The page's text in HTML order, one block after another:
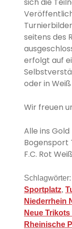
Turnierbilder
seitens des
erfolgt auf
oder in
Wir freuen
Alle ins Gold
Bogensport
F.C. Rot
Schlagwörter:
Sportplatz,
Niederrhein
Neue
Rheinische